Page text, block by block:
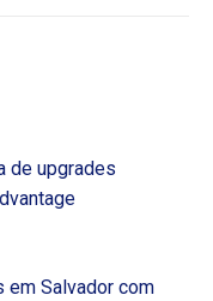
de upgrades
Salvador com